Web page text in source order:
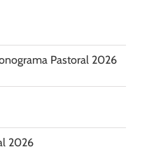
Pastoral 2026
2026